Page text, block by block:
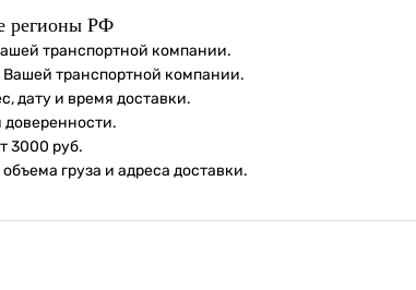
регионы РФ
транспортной компании.
транспортной компании.
дату и время доставки.
доверенности.
3000 руб.
груза и адреса доставки.